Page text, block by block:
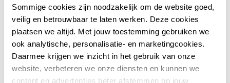
Sommige cookies zijn noodzakelijk om de website goed,
veilig en betrouwbaar te laten werken. Deze cookies
plaatsen we altijd. Met jouw toestemming gebruiken we
ook analytische, personalisatie- en marketingcookies.
Daarmee krijgen we inzicht in het gebruik van onze
website, verbeteren we onze diensten en kunnen we
content en advertenties beter afstemmen op jouw
onderneem
veel
en
wil
veel
meemaken
Gebruikersnaam of e-mailadres *
Wachtwoord*